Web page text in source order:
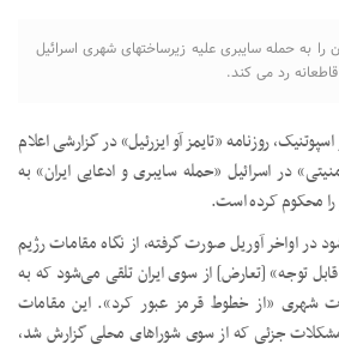
را به حمله سایبری علیه زیرساختهای شهری اسرائیل
رد می کند.
روزنامه «تایمز آو ایزرئیل» در گزارشی اعلام
در اسرائیل «حمله سایبری و ادعایی ایران» به
محکوم کرده است.
در اواخر آوریل صورت گرفته، از نگاه مقامات رژیم
توجه» [تعارض] از سوی ایران تلقی می‌شود که به
شهری «از خطوط قرمز عبور کرد». این مقامات
جزئی که از سوی شوراهای محلی گزارش شد،